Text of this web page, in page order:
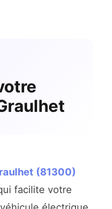
(81300)
facilite votre